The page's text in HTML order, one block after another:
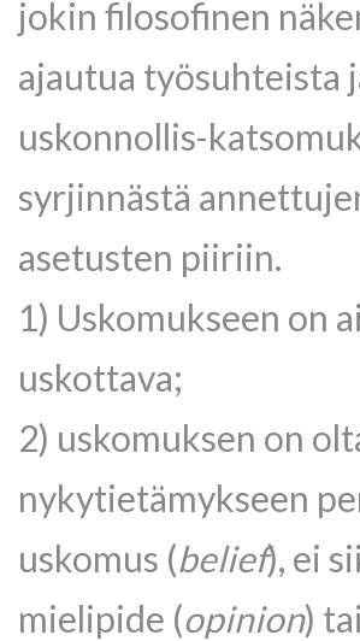
jokin filosofinen
ajautua työsuhteista
uskonnollis-
syrjinnästä
asetusten piiriin.
1) Uskomukseen on
uskottava;
2) uskomuksen on
nykytietämykseen
uskomus (belief), ei
mielipide (opinion) tai